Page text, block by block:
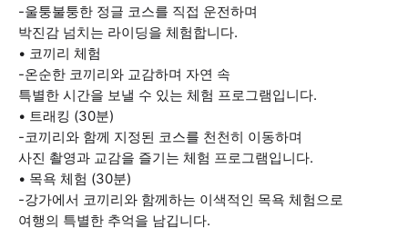
-울퉁불퉁한 정글 코스를 직접 운전하며
박진감 넘치는 라이딩을 체험합니다.
• 코끼리 체험
-온순한 코끼리와 교감하며 자연 속
특별한 시간을 보낼 수 있는 체험 프로그램입니다.
• 트래킹 (30분)
-코끼리와 함께 지정된 코스를 천천히 이동하며
사진 촬영과 교감을 즐기는 체험 프로그램입니다.
• 목욕 체험 (30분)
-강가에서 코끼리와 함께하는 이색적인 목욕 체험으로
여행의 특별한 추억을 남깁니다.